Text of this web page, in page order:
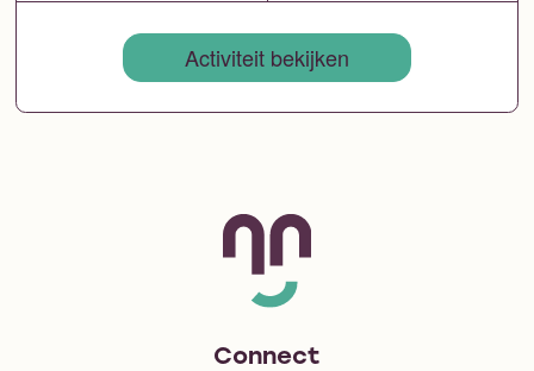
Activiteit bekijken
Connect